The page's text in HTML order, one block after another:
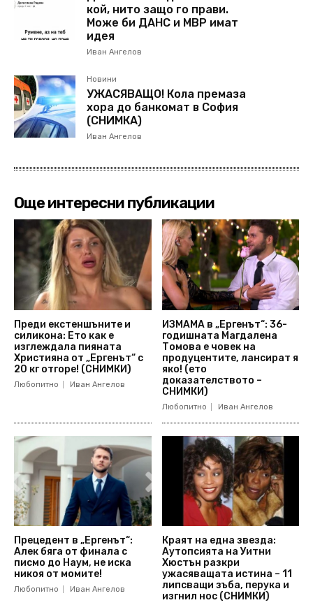
кой, нито защо го прави.
Може би ДАНС и МВР имат
идея
Иван Ангелов
Новини
УЖАСЯВАЩО! Кола премаза
хора до банкомат в София
(СНИМКА)
Иван Ангелов
Още интересни публикации
Преди екстеншъните и
силикона: Ето как е
изглеждала пияната
Християна от „Ергенът“ с
20 кг отгоре! (СНИМКИ)
Любопитно Иван Ангелов
ИЗМАМА в „Ергенът“: 36-
годишната Магдалена
Томова е човек на
продуцентите, лансират я
яко! (ето
доказателството –
СНИМКИ)
Любопитно Иван Ангелов
Прецедент в „Ергенът“:
Алек бяга от финала с
писмо до Наум, не иска
никоя от момите!
Любопитно Иван Ангелов
Краят на една звезда:
Аутопсията на Уитни
Хюстън разкри
ужасяващата истина – 11
липсващи зъба, перука и
изгнил нос (СНИМКИ)